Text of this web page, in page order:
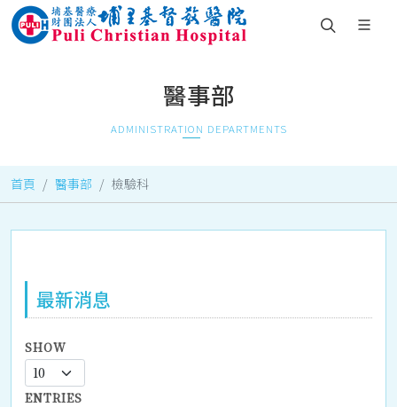
醫事部
ADMINISTRATION DEPARTMENTS
首頁 醫事部 檢驗科
最新消息
SHOW
ENTRIES